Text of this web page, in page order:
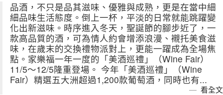
品酒，不只是品其滋味、優雅與成熟，更是在當中細
細品味生活態度。倒上一杯，平淡的日常就能跳躍變
化出新滋味。時序進入冬天，聖誕節的腳步近了，一
款高品質的酒，可為情人約會增添浪漫、襯托美食滋
味，在歲末的交換禮物派對上，更能一躍成為全場焦
點。家樂福一年一度的「美酒巡禮」（Wine Fair）
11/5～12/5隆重登場。 今年「美酒巡禮」（Wine
Fair）精選五大洲超過1,200款葡萄酒，同時也有...
看全文